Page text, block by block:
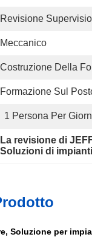
Revisione
Meccanico
Costruzione Della
Formazione Sul
1 Persona Per
La revisione di
Soluzioni di
Soluzione per